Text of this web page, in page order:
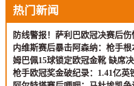
热门新闻
枪手欧冠奖金破纪录：1.41亿英